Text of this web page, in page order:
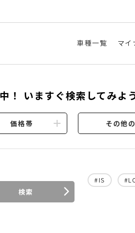
車種一覧 マイ
！ いますぐ検索してみよ
価格帯 その他
検索
#IS